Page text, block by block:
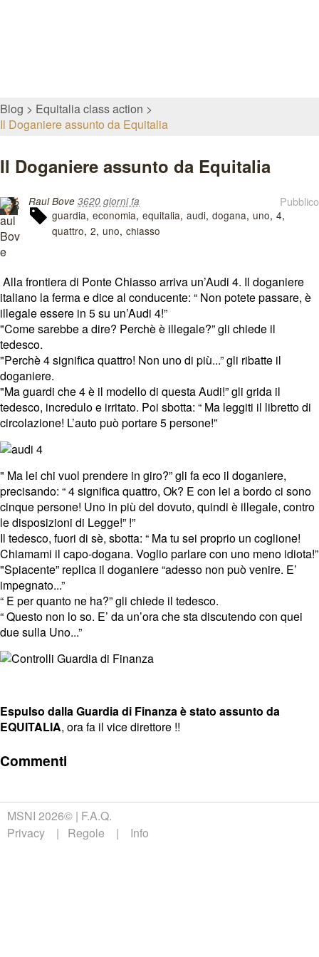
Blog
Equitalia class action
Il Doganiere assunto da Equitalia
Il Doganiere assunto da Equitalia
Pubblico
Raul Bove 3620 giorni fa
guardia economia equitalia audi dogana uno 4
quattro 2 uno chiasso
Alla frontiera di Ponte Chiasso arriva un’Audi 4. Il doganiere
italiano la ferma e dice al conducente: “ Non potete passare, è
illegale essere in 5 su un’Audi 4!”
"Come sarebbe a dire? Perchè è illegale?” gli chiede il
tedesco.
"Perchè 4 significa quattro! Non uno di più...” gli ribatte il
doganiere.
"Ma guardi che 4 è il modello di questa Audi!” gli grida il
tedesco, incredulo e irritato. Poi sbotta: “ Ma leggiti il libretto di
circolazione! L’auto può portare 5 persone!”
" Ma lei chi vuol prendere in giro?” gli fa eco il doganiere,
precisando: “ 4 significa quattro, Ok? E con lei a bordo ci sono
cinque persone! Uno in più del dovuto, quindi è illegale, contro
le disposizioni di Legge!” !”
Il tedesco, fuori di sè, sbotta: “ Ma tu sei proprio un coglione!
Chiamami il capo-dogana. Voglio parlare con uno meno idiota!”
"Spiacente” replica il doganiere “adesso non può venire. E’
impegnato...”
“ E per quanto ne ha?” gli chiede il tedesco.
“ Questo non lo so. E’ da un’ora che sta discutendo con quei
due sulla Uno...”
Espulso dalla Guardia di Finanza è stato assunto da
EQUITALIA, ora fa il vice direttore !!
Commenti
MSNI 2026© F.A.Q.
Privacy
Regole Info